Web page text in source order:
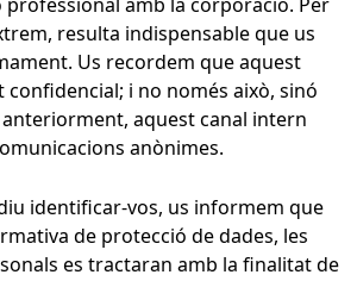
resulta indispensable que us
Us recordem que aquest
i no només això, sinó
aquest canal intern
anònimes.
identificar-vos, us informem que
de protecció de dades, les
es tractaran amb la finalitat de